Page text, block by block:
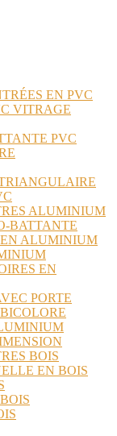
EN PVC
VITRAGE
PVC
ALUMINIUM
BATTANTE
ALUMINIUM
EN
PORTE
BOIS
EN BOIS